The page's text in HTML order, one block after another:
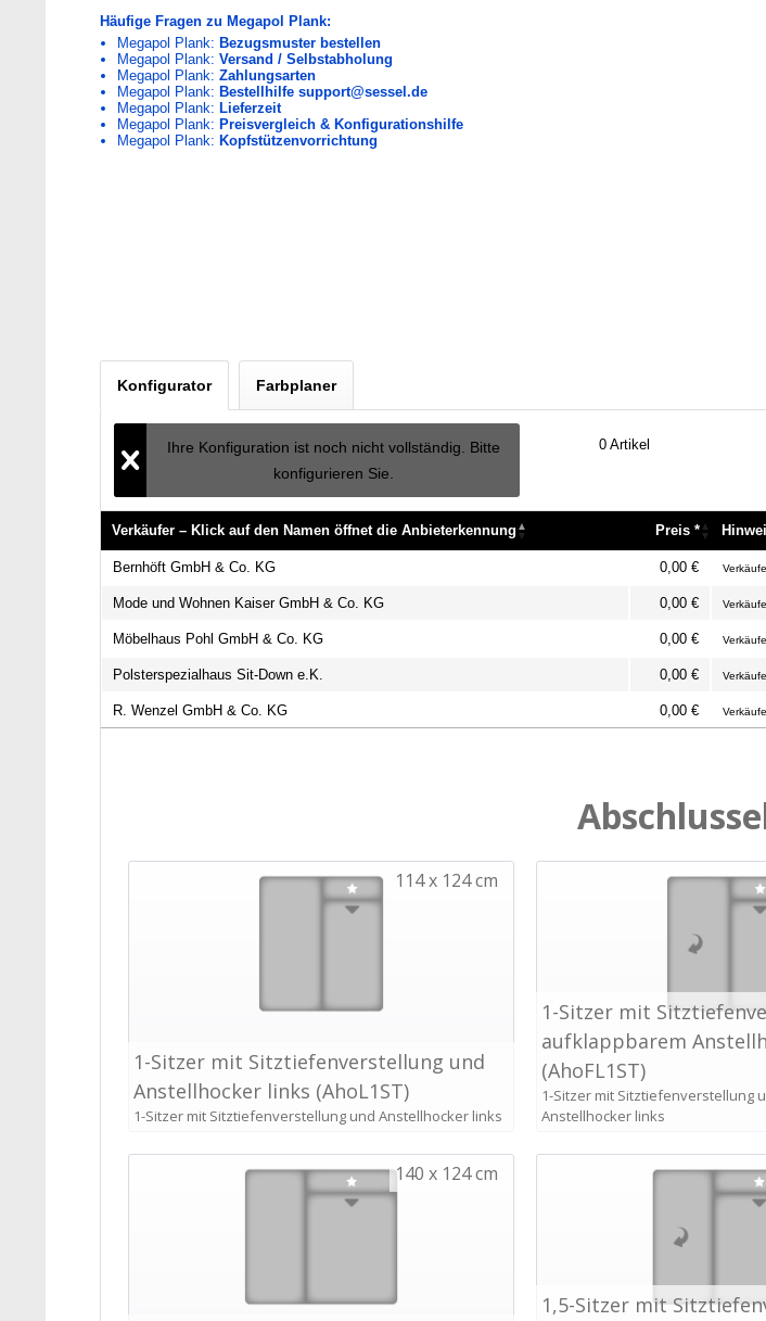
Häufige Fragen zu Megapol Plank:
Megapol Plank: Bezugsmuster bestellen
Megapol Plank: Versand / Selbstabholung
Megapol Plank: Zahlungsarten
Megapol Plank: Bestellhilfe support@sessel.de
Megapol Plank: Lieferzeit
Megapol Plank: Preisvergleich & Konfigurationshilfe
Megapol Plank: Kopfstützenvorrichtung
Konfigurator Farbplaner
Ihre Konfiguration ist noch nicht vollständig. Bitte
konfigurieren Sie.
0 Artikel
Verkäufer – Klick auf den Namen öffnet die Anbieterkennung Preis *
Verkäufer – Klick auf den Namen öffnet die Anbieterkennung
Preis *
Bernhöft GmbH & Co. KG 0,00 €
Mode und Wohnen Kaiser GmbH & Co. KG 0,00 €
Möbelhaus Pohl GmbH & Co. KG 0,00 €
Polsterspezialhaus Sit-Down e.K. 0,00 €
R. Wenzel GmbH & Co. KG 0,00 €